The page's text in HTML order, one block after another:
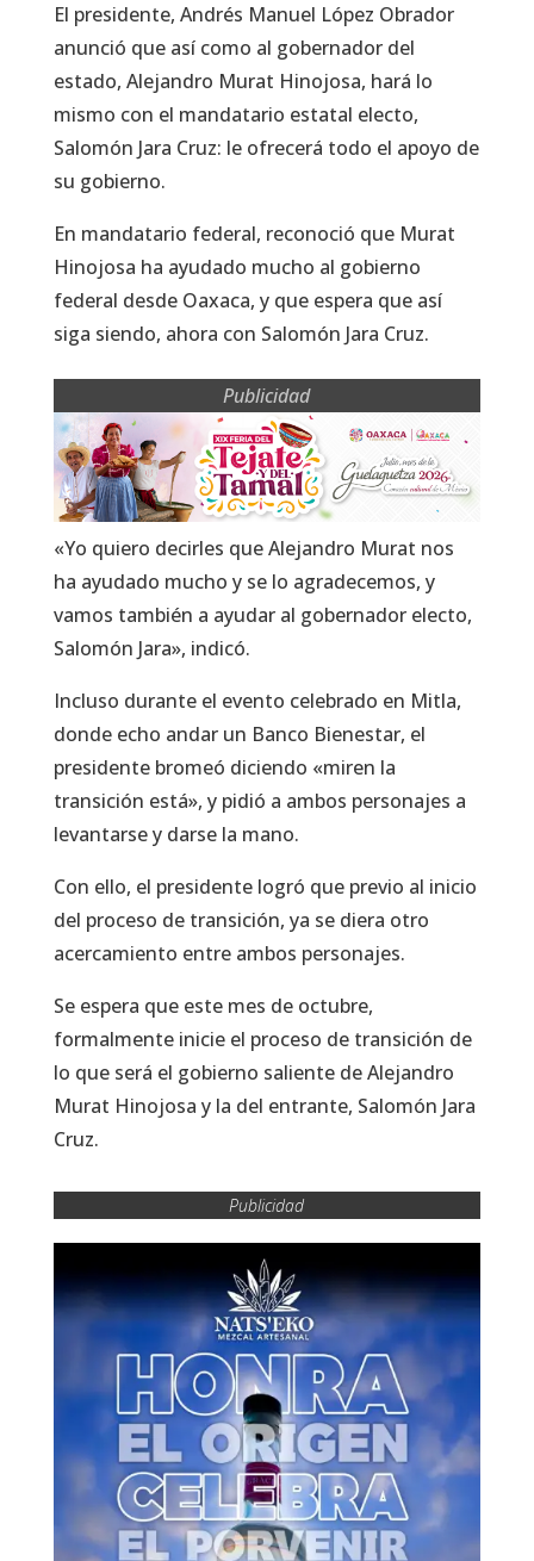
El presidente, Andrés Manuel López Obrador
anunció que así como al gobernador del
estado, Alejandro Murat Hinojosa, hará lo
mismo con el mandatario estatal electo,
Salomón Jara Cruz: le ofrecerá todo el apoyo de
su gobierno.
En mandatario federal, reconoció que Murat
Hinojosa ha ayudado mucho al gobierno
federal desde Oaxaca, y que espera que así
siga siendo, ahora con Salomón Jara Cruz.
Publicidad
«Yo quiero decirles que Alejandro Murat nos
ha ayudado mucho y se lo agradecemos, y
vamos también a ayudar al gobernador electo,
Salomón Jara», indicó.
Incluso durante el evento celebrado en Mitla,
donde echo andar un Banco Bienestar, el
presidente bromeó diciendo «miren la
transición está», y pidió a ambos personajes a
levantarse y darse la mano.
Con ello, el presidente logró que previo al inicio
del proceso de transición, ya se diera otro
acercamiento entre ambos personajes.
Se espera que este mes de octubre,
formalmente inicie el proceso de transición de
lo que será el gobierno saliente de Alejandro
Murat Hinojosa y la del entrante, Salomón Jara
Cruz.
Publicidad